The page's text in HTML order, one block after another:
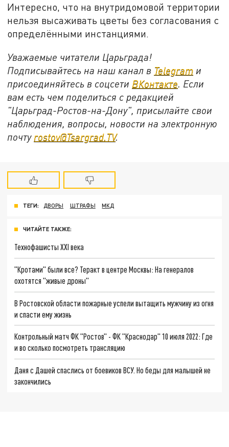
Интересно, что на внутридомовой территории
нельзя высаживать цветы без согласования с
определёнными инстанциями.
Уважаемые читатели Царьграда!
Подписывайтесь на наш канал в Telegram и
присоединяйтесь в соцсети ВКонтакте. Если
вам есть чем поделиться с редакцией
"Царьград-Ростов-на-Дону", присылайте свои
наблюдения, вопросы, новости на электронную
почту rostov@Tsargrad.ТV.
ТЕГИ: ДВОРЫ ШТРАФЫ МКД
ЧИТАЙТЕ ТАКЖЕ:
Технофашисты XXI века
"Кротами" были все? Теракт в центре Москвы: На генералов
охотятся "живые дроны"
В Ростовской области пожарные успели вытащить мужчину из огня
и спасти ему жизнь
Контрольный матч ФК "Ростов" - ФК "Краснодар" 10 июля 2022: Где
и во сколько посмотреть трансляцию
Даня с Дашей спаслись от боевиков ВСУ. Но беды для малышей не
закончились